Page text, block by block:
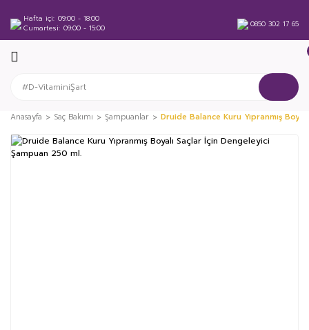
Hafta içi 09:00 - 18:00
Cumartesi 09:00 - 15:00 0850 302 17 65
Anasayfa Saç Bakımı Şampuanlar Druide Balance Kuru Yıpranmış
%30